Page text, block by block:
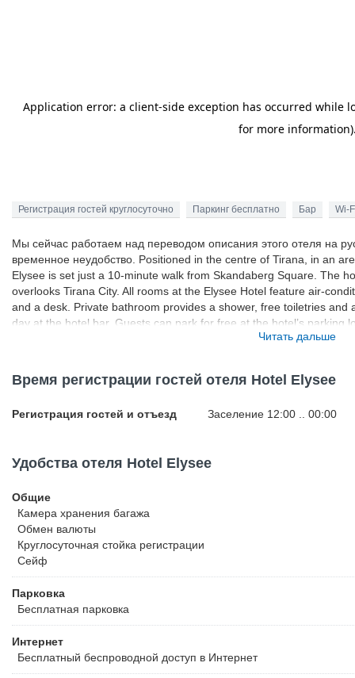
Регистрация гостей круглосуточно Паркинг бесплатно Бар Wi-
Мы сейчас работаем над переводом описания этого отеля на
временное неудобство. Positioned in the centre of Tirana, in an
Elysee is set just a 10-minute walk from Skandaberg Square. The
overlooks Tirana City. All rooms at the Elysee Hotel feature air-
and a desk. Private bathroom provides a shower, free toiletries and
day at the hotel bar. Guests can park for free at the hotel’s parking
reached within a 5-minute walk. The popular Blloku
in a 20-minute drive.
Читать дальше
Время регистрации гостей отеля Hotel Elysee
Регистрация гостей и отъезд Заселение 12:00 .. 00:00
Удобства отеля Hotel Elysee
Общие
Камера хранения багажа
Обмен валюты
Круглосуточная стойка регистрации
Сейф
Парковка
Бесплатная парковка
Интернет
Бесплатный беспроводной доступ в Интернет